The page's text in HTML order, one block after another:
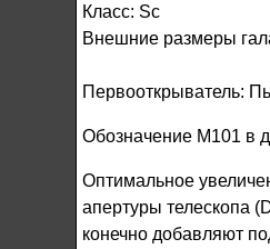
Класс: Sc
Внешние размеры
Первооткрыватель:
Обозначение М101 в
Оптимальное
апертуры телескопа
конечно добавляют